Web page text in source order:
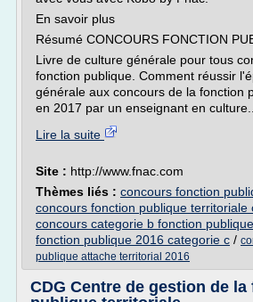
En savoir plus
Résumé CONCOURS FONCTION
Livre de culture générale pour tous
fonction publique. Comment réussir
générale aux concours de la fonction
en 2017 par un enseignant en culture...
Lire la suite
Site : http://www.fnac.com
Thèmes liés : concours fonction
concours fonction publique territoriale
concours categorie b fonction
fonction publique 2016 categorie c /
publique attache territorial 2016
CDG Centre de gestion de